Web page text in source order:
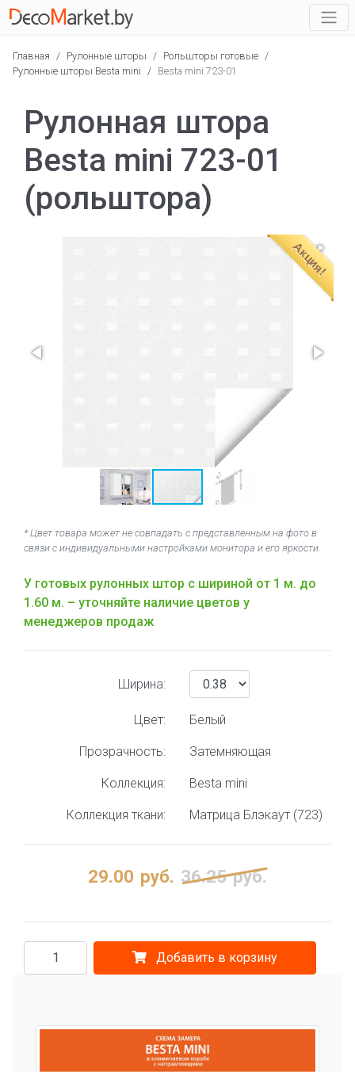
Главная / Рулонные шторы / Рольшторы готовые /
Рулонные шторы Besta mini / Besta mini 723-01
Рулонная штора
Besta mini 723-01
(рольштора)
Акция!
* Цвет товара может не совпадать с представленным на фото в
связи с индивидуальными настройками монитора и его яркости.
У готовых рулонных штор с шириной от 1 м. до
1.60 м. – уточняйте наличие цветов у
менеджеров продаж
Ширина:
Цвет: Белый
Прозрачность: Затемняющая
Коллекция: Besta mini
Коллекция ткани: Матрица Блэкаут (723)
29.00 руб. 36.25 руб.
Добавить в корзину